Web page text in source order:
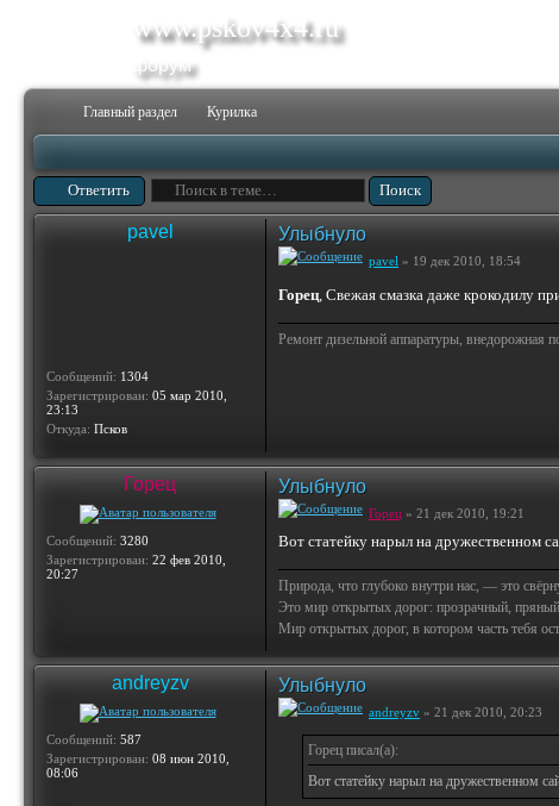
www.pskov4x4.ru
форум
Главный раздел Курилка
Ответить
pavel
Сообщений: 1304
Зарегистрирован: 05 мар 2010,
23:13
Откуда: Псков
Улыбнуло
pavel » 19 дек 2010, 18:54
Горец, Свежая смазка даже крокодилу
Ремонт дизельной аппаратуры, внедорожная
Горец
Сообщений: 3280
Зарегистрирован: 22 фев 2010,
20:27
Улыбнуло
Горец » 21 дек 2010, 19:21
Вот статейку нарыл на дружественном
Природа, что глубоко внутри нас, — это
Это мир открытых дорог: прозрачный,
Мир открытых дорог, в котором часть тебя
andreyzv
Сообщений: 587
Зарегистрирован: 08 июн 2010,
08:06
Улыбнуло
andreyzv » 21 дек 2010, 20:23
Горец писал(а):
Вот статейку нарыл на дружественном